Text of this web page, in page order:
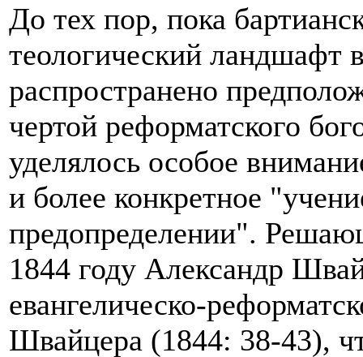
До тех пор, пока
теологический
распространено
чертой реформатского
уделялось особое
и более конкретное
предопределении".
1844 году Александр
евангелическо-
Швайцера (1844: 38-43),